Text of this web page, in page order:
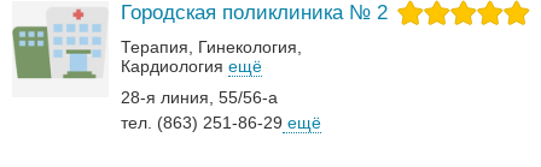
Городская поликлиника № 2
Терапия
Гинекология
Кардиология ещё
28-я линия, 55/56-а
тел. (863) 251-86-29 ещё